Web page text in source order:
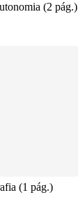
(2 pág.)
(1 pág.)